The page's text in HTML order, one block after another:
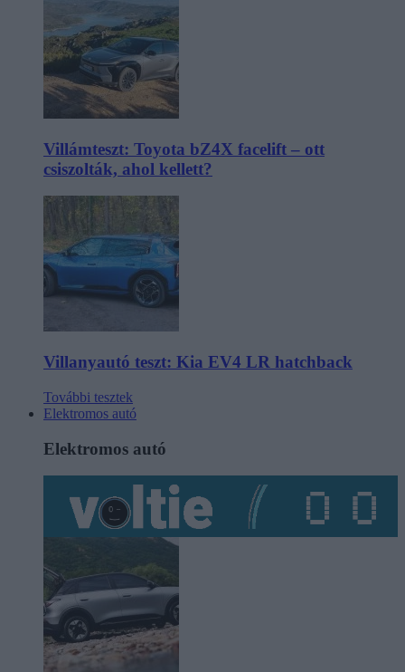
Villámteszt: Toyota bZ4X facelift – ott
csiszolták, ahol kellett?
Villanyautó teszt: Kia EV4 LR hatchback
További tesztek
Elektromos autó
Elektromos autó